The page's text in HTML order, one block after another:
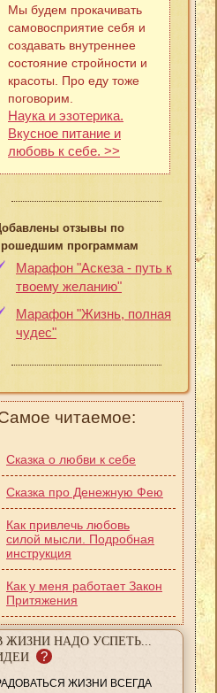
Мы будем прокачивать
самовосприятие себя и
создавать внутреннее
состояние стройности и
красоты. Про еду тоже
поговорим.
Наука и эзотерика.
Вкусное питание и
любовь к себе. >>
отзывы по
программам
Марафон "Аскеза - путь к
твоему желанию"
Марафон "Жизнь, полная
чудес"
читаемое:
Сказка о любви к себе
Сказка про Денежную Фею
Как привлечь любовь
силой мысли. Подробная
инструкция
Как у меня работает Закон
Притяжения
ЖИЗНИ НАДО УСПЕТЬ...
?
ЖИЗНИ ВСЕГДА